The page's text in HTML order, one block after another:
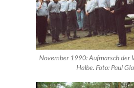
November 1990: Aufmarsch der
Halbe. Foto: Paul